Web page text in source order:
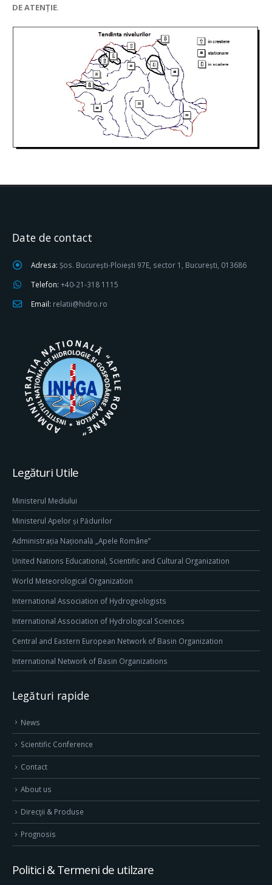
DE ATENȚIE.
Date de contact
Adresa: Șos. București-Ploiești 97E, sector 1, București, 013686
Telefon: +40-21-318 1115
Email: relatii@hidro.ro
Legături Utile
Ministerul Mediului
Ministerul Apelor și Pădurilor
Administrația Națională „Apele Române”
United Nations Educational, Scientific and Cultural Organization
World Meteorological Organization
International Association of Hydrogeologists
International Association of Hydrological Sciences
Central and Eastern European Network of Basin Organization
International Network of Basin Organizations
Legături rapide
News
Scientific Conference
Contact
About us
Direcţii & Produse
Prognosis
Politici & Termeni de utilzare